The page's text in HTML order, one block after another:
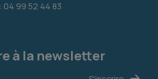
04 99 52 44 83
à la newsletter